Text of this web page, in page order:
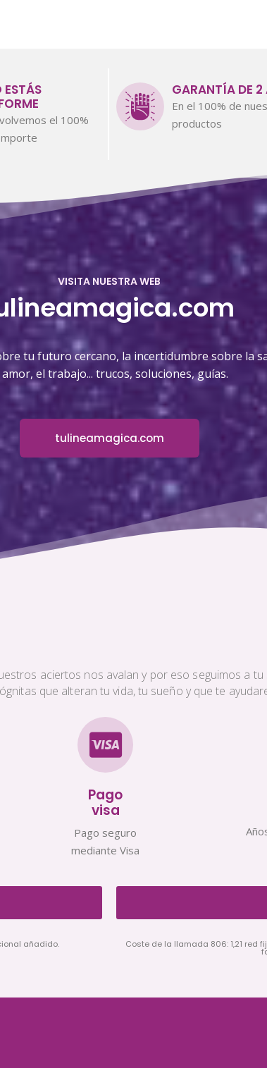
ESTÁS
el 100%
GARANTÍA DE 2
En el 100% de
productos
VISITA NUESTRA WEB
tu futuro cercano, la incertidumbre sobre la
el trabajo... trucos, soluciones, guías.
tulineamagica.com
aciertos nos avalan y por eso seguimos a
que alteran tu vida, tu sueño y que te
Pago
visa
Pago seguro
mediante Visa
añadido. Coste de la llamada 806: 1,21 red